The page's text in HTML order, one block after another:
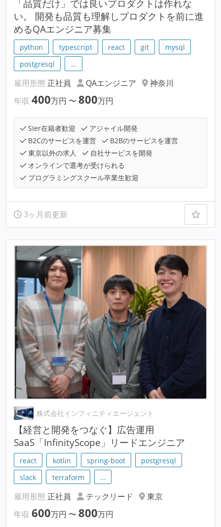
「品質だけ」では良いプロダクトは作れな
い。 開発も品質も理解しプロダクトを前に進
めるQAエンジニア募集
python typescript react git
mysql
postgresql
…
雇用形態 正社員 QAエンジニア
神奈川
年収 400万円 〜 800万円
SIer在籍者歓迎
アジャイル開発
B2Cのサービスを運営
B2Bのサービスを運営
東京以外の求人
自社サービスを開発
オンラインで選考が受けられる
プログラミングスクール卒業生歓迎
3ヶ月前更新
株式会社インフィニティエージェント
【経営と開発をつなぐ】広告運用
SaaS「InfinityScope」リードエンジニア
react kotlin spring-boot
postgresql
slack
terraform …
雇用形態 正社員 テックリード
東京
年収 600万円 〜 800万円